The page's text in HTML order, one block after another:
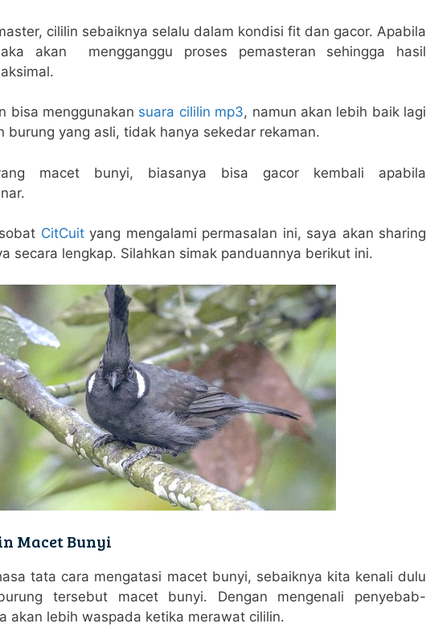
cililin sebaiknya selalu dalam kondisi fit dan gacor. Apabila
akan mengganggu proses pemasteran sehingga hasil
bisa menggunakan suara cililin mp3, namun akan lebih baik lagi
burung yang asli, tidak hanya sekedar rekaman.
macet bunyi, biasanya bisa gacor kembali apabila
CitCuityang mengalami permasalan ini, saya akan sharing
secara lengkap. Silahkan simak panduannya berikut ini.
Macet Bunyi
tata cara mengatasi macet bunyi, sebaiknya kita kenali dulu
tersebut macet bunyi. Dengan mengenali penyebab-
akan lebih waspada ketika merawat cililin.